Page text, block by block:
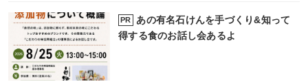
PR
あの有名石けんを手づくり&知って
得する食のお話し会あるよ